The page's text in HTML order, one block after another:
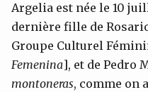
Argelia est née le 10
dernière fille de
Groupe Culturel
Femenina], et de Pedro
montoneras, comme on